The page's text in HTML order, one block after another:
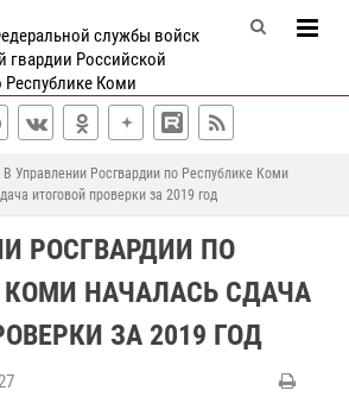
службы войск
гвардии Российской
Коми
В Управлении Росгвардии по Республике Коми
итоговой проверки за 2019 год
РОСГВАРДИИ ПО
КОМИ НАЧАЛАСЬ СДАЧА
ЗА 2019 ГОД